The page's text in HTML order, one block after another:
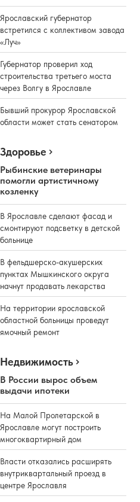
Ярославский губернатор
встретился с коллективом завода
«Луч»
Губернатор проверил ход
строительства третьего моста
через Волгу в Ярославле
Бывший прокурор Ярославской
области может стать сенатором
Здоровье
Рыбинские ветеринары
помогли артистичному
козленку
В Ярославле сделают фасад и
смонтируют подсветку в детской
больнице
В фельдшерско-акушерских
пунктах Мышкинского округа
начнут продавать лекарства
На территории ярославской
областной больницы проведут
ямочный ремонт
Недвижимость
В России вырос объем
выдачи ипотеки
На Малой Пролетарской в
Ярославле могут построить
многоквартирный дом
Власти отказались расширять
внутриквартальный проезд в
центре Ярославля